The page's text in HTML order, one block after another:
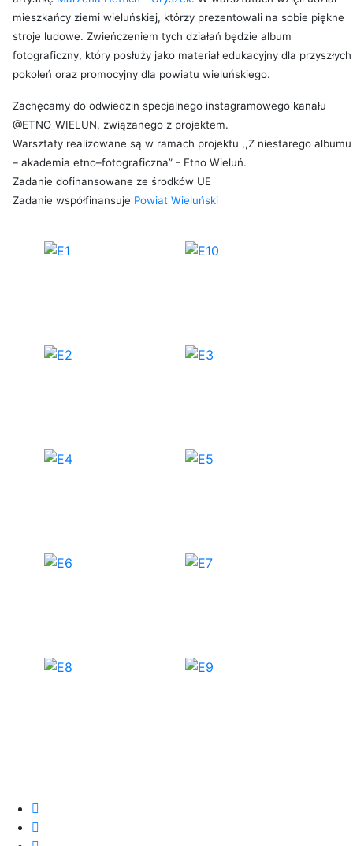
mieszkańcy ziemi wieluńskiej, którzy prezentowali na sobie piękne
stroje ludowe. Zwieńczeniem tych działań będzie album
fotograficzny, który posłuży jako materiał edukacyjny dla przyszłych
pokoleń oraz promocyjny dla powiatu wieluńskiego.
Zachęcamy do odwiedzin specjalnego instagramowego kanału
@ETNO_WIELUN, związanego z projektem.
Warsztaty realizowane są w ramach projektu ,,Z niestarego albumu
– akademia etno–fotograficzna” - Etno Wieluń.
Zadanie dofinansowane ze środków UE
Zadanie współfinansuje Powiat Wieluński